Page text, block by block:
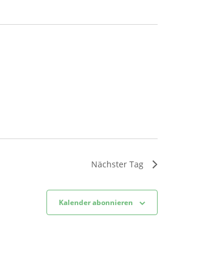
Nächster Tag
Kalender abonnieren